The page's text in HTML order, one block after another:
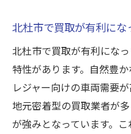
高額査定を得る
北杜市の買取
北杜市で高額
知って得する北
査定額を左右
北杜市で査定
北杜市で買取が有利にな
北杜市で買取が有利にな
特性があります。自然豊
レジャー向けの車両需要
地元密着型の買取業者が
が強みとなっています。